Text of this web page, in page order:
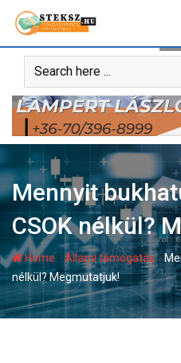
content
Mennyit
CSOK nélkül?
Home-Állami támogatás-
nélkül? Megmutatjuk!